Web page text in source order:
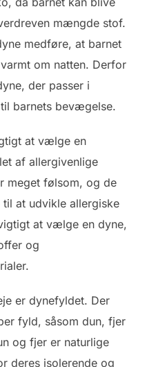
mængde stof.
medføre, at barnet
om natten. Derfor
der passer i
barnets bevægelse.
at vælge en
af allergivenlige
meget følsom, og de
at udvikle allergiske
at vælge en dyne,
og
er dynefyldet. Der
fyld, såsom dun, fjer
og fjer er naturlige
deres isolerende og